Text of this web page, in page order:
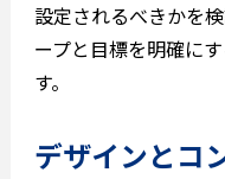
設定されるべきかを
ープと目標を明確に
す。
デザインとコ